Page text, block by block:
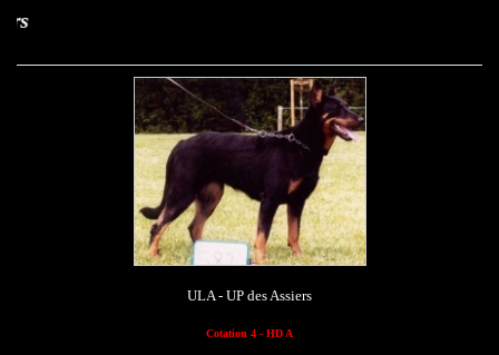
ULA - UP des Assiers
Cotation 4 - HD A